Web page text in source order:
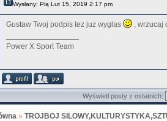
Wysłany: Pią Lut 15, 2019 2:17 pm
Gustaw Twoj podpis tez juz wyglas
, wrzucaj
Power X Sport Team
Wyświetl posty z ostatnich:
» TROJBOJ